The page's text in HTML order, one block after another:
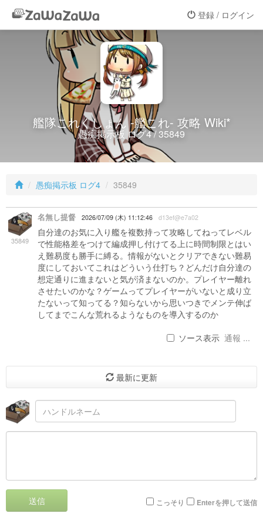
登録 / ログイン
艦隊これくしょん -艦これ- 攻略 Wiki*
愚痴掲示板 ログ4 / 35849
愚痴掲示板 ログ4 35849
35849
名無し提督 2026/07/09 (木) 11:12:46 d13ef@e7a02
自分達のお気に入り艦を複数持って攻略してねってレベル
で性能格差をつけて編成押し付けてる上に時間制限とはい
え難易度も勝手に縛る。情報がないとクリアできない難易
度にしておいてこれはどういう仕打ち？どんだけ自分達の
想定通りに進まないと気が済まないのか。プレイヤー離れ
させたいのかな？ゲームってプレイヤーがいないと成り立
たないって知ってる？知らないから思いつきでメンテ伸ば
してまでこんな荒れるようなものを導入するのか
ソース表示 通報 ...
最新に更新
送信 こっそり Enterを押して送信